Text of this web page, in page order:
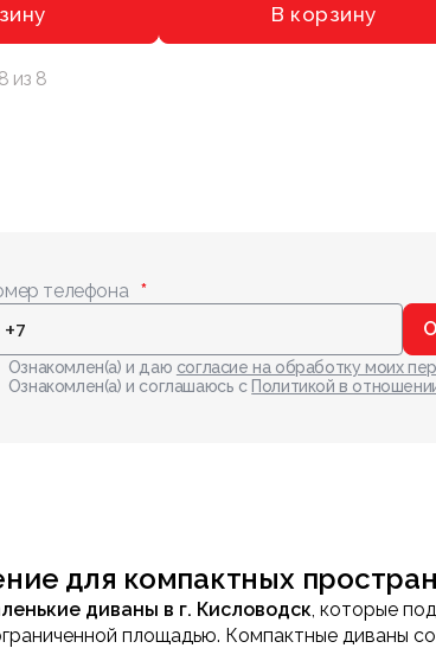
В корзину
8 из 8
телефона
Ознакомлен(а) и даю согласие на обработку моих
Ознакомлен(а) и соглашаюсь с Политикой в
для компактных
диваны в г. Кисловодск, которые
площадью. Компактные диваны